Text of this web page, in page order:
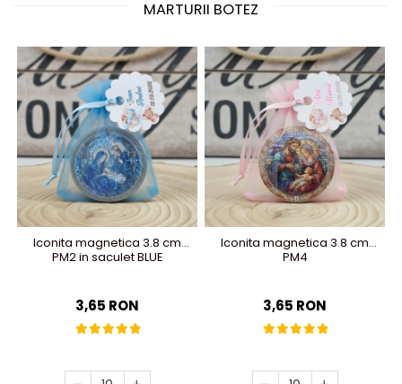
MARTURII BOTEZ
Iconita magnetica 3.8 cm
PM2 in saculet BLUE
3,65 RON
Iconita magnetica 3.8 cm
PM4
3,65 RON